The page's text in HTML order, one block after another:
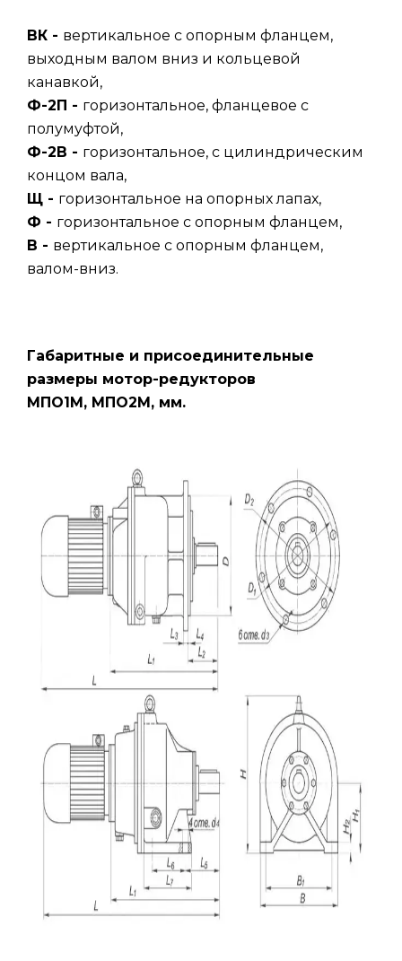
ВК - вертикальное с опорным фланцем,
выходным валом вниз и кольцевой
канавкой,
Ф-2П - горизонтальное, фланцевое с
полумуфтой,
Ф-2В - горизонтальное, с цилиндрическим
концом вала,
Щ - горизонтальное на опорных лапах,
Ф - горизонтальное с опорным фланцем,
В - вертикальное с опорным фланцем,
валом-вниз.
Габаритные и присоединительные
размеры мотор-редукторов
МПО1М, МПО2М, мм.